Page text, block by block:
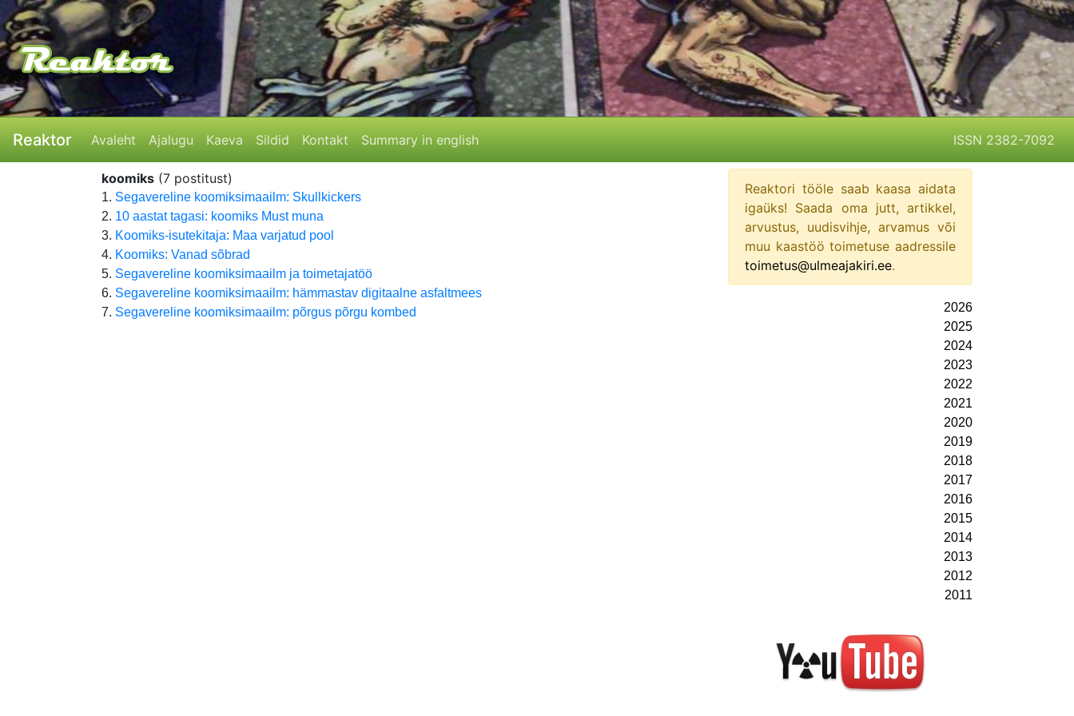
Reaktor Avaleht Ajalugu Kaeva Sildid Kontakt Summary in english ISSN 2382-7092
koomiks (7 postitust)
1. Segavereline koomiksimaailm: Skullkickers
2. 10 aastat tagasi: koomiks Must muna
3. Koomiks-isutekitaja: Maa varjatud pool
4. Koomiks: Vanad sõbrad
5. Segavereline koomiksimaailm ja toimetajatöö
6. Segavereline koomiksimaailm: hämmastav digitaalne asfaltmees
7. Segavereline koomiksimaailm: põrgus põrgu kombed
Reaktori tööle saab kaasa aidata
igaüks! Saada oma jutt, artikkel,
arvustus, uudisvihje, arvamus või
muu kaastöö toimetuse aadressile
toimetus@ulmeajakiri.ee.
2026
2025
2024
2023
2022
2021
2020
2019
2018
2017
2016
2015
2014
2013
2012
2011